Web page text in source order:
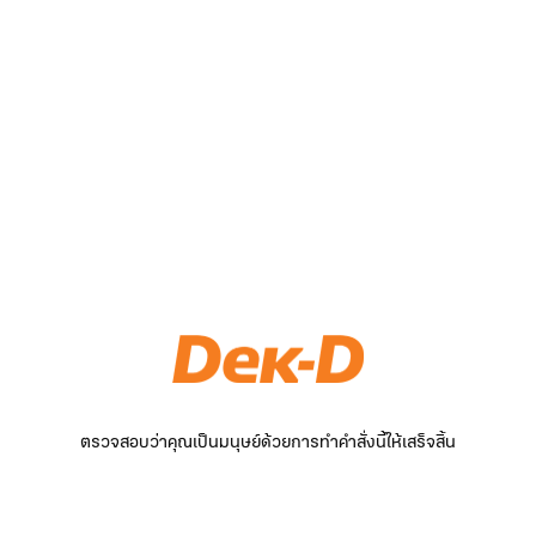
ตรวจสอบว่าคุณเป็นมนุษย์ด้วยการทำคำสั่งนี้ให้เสร็จสิ้น